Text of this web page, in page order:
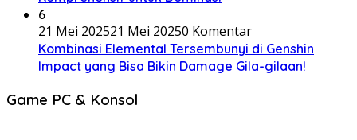
6
21 Mei 202521 Mei 20250 Komentar
Kombinasi Elemental Tersembunyi di Genshin
Impact yang Bisa Bikin Damage Gila-gilaan!
Game PC & Konsol